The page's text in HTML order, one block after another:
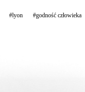
#lyon #godność człowieka